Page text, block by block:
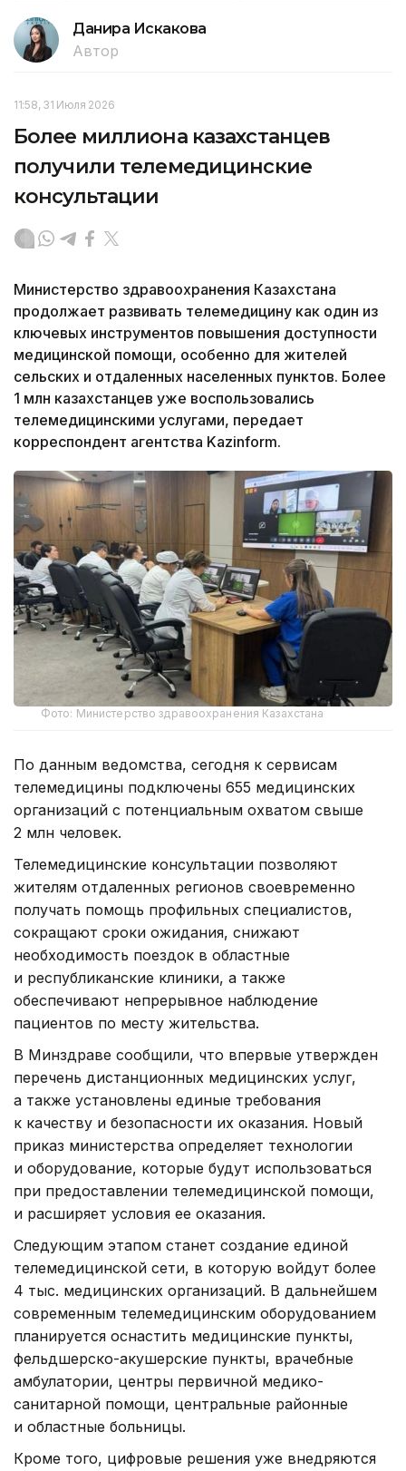
Данира Искакова
Автор
11:58, 31 Июля 2026
Более миллиона казахстанцев
получили телемедицинские
консультации
Министерство здравоохранения Казахстана
продолжает развивать телемедицину как один из
ключевых инструментов повышения доступности
медицинской помощи, особенно для жителей
сельских и отдаленных населенных пунктов. Более
1 млн казахстанцев уже воспользовались
телемедицинскими услугами, передает
корреспондент агентства Kazinform.
Фото: Министерство здравоохранения Казахстана
По данным ведомства, сегодня к сервисам
телемедицины подключены 655 медицинских
организаций с потенциальным охватом свыше
2 млн человек.
Телемедицинские консультации позволяют
жителям отдаленных регионов своевременно
получать помощь профильных специалистов,
сокращают сроки ожидания, снижают
необходимость поездок в областные
и республиканские клиники, а также
обеспечивают непрерывное наблюдение
пациентов по месту жительства.
В Минздраве сообщили, что впервые утвержден
перечень дистанционных медицинских услуг,
а также установлены единые требования
к качеству и безопасности их оказания. Новый
приказ министерства определяет технологии
и оборудование, которые будут использоваться
при предоставлении телемедицинской помощи,
и расширяет условия ее оказания.
Следующим этапом станет создание единой
телемедицинской сети, в которую войдут более
4 тыс. медицинских организаций. В дальнейшем
современным телемедицинским оборудованием
планируется оснастить медицинские пункты,
фельдшерско-акушерские пункты, врачебные
амбулатории, центры первичной медико-
санитарной помощи, центральные районные
и областные больницы.
Кроме того, цифровые решения уже внедряются